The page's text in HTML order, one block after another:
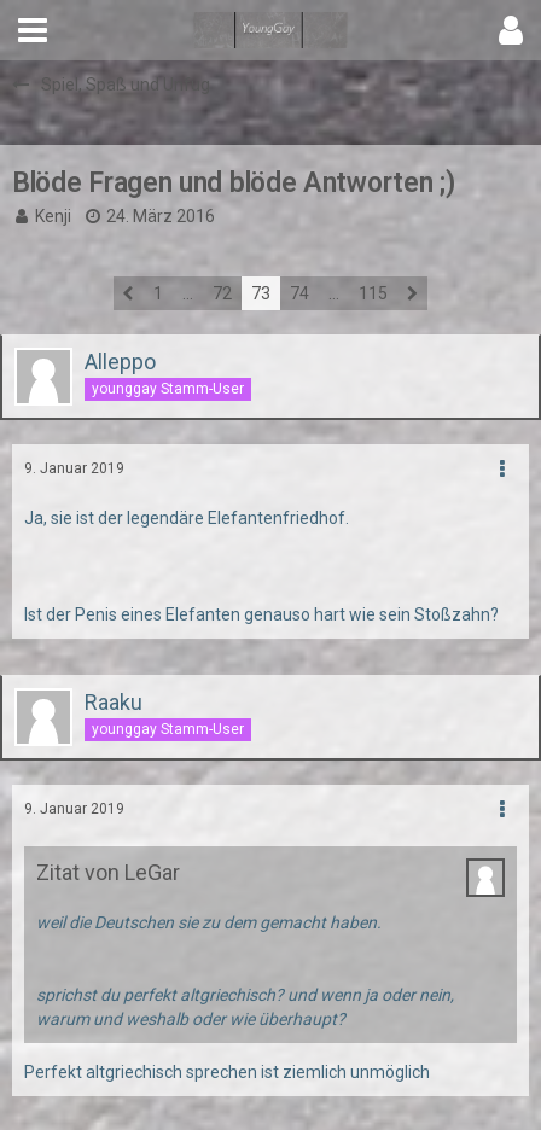
Spiel, Spaß und Unfug
Blöde Fragen und blöde Antworten ;)
Kenji 24. März 2016
1 72 73 74 115
Alleppo
younggay Stamm-User
9. Januar 2019
Ja, sie ist der legendäre Elefantenfriedhof.
Ist der Penis eines Elefanten genauso hart wie sein Stoßzahn?
Raaku
younggay Stamm-User
9. Januar 2019
Zitat von LeGar
weil die Deutschen sie zu dem gemacht haben.
sprichst du perfekt altgriechisch? und wenn ja oder nein,
warum und weshalb oder wie überhaupt?
Perfekt altgriechisch sprechen ist ziemlich unmöglich